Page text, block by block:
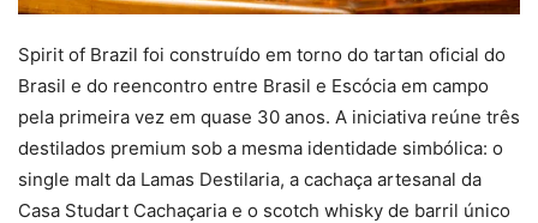
Spirit of Brazil foi construído em torno do tartan oficial do
Brasil e do reencontro entre Brasil e Escócia em campo
pela primeira vez em quase 30 anos. A iniciativa reúne três
destilados premium sob a mesma identidade simbólica: o
single malt da Lamas Destilaria, a cachaça artesanal da
Casa Studart Cachaçaria e o scotch whisky de barril único